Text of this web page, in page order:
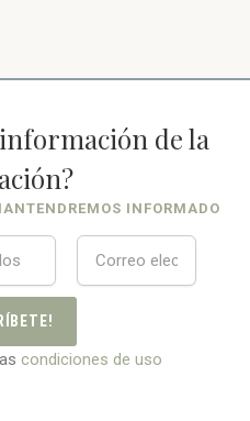
de la
INFORMADO
condiciones de uso